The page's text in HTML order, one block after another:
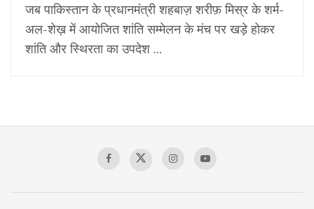
जब पाकिस्तान के प्रधानमंत्री शहबाज़ शरीफ़ मिस्र के शर्म-
अल-शेख़ में आयोजित शांति सम्मेलन के मंच पर खड़े होकर
शांति और स्थिरता का उपदेश ...